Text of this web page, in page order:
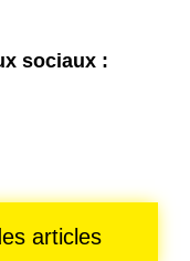
sociaux :
articles